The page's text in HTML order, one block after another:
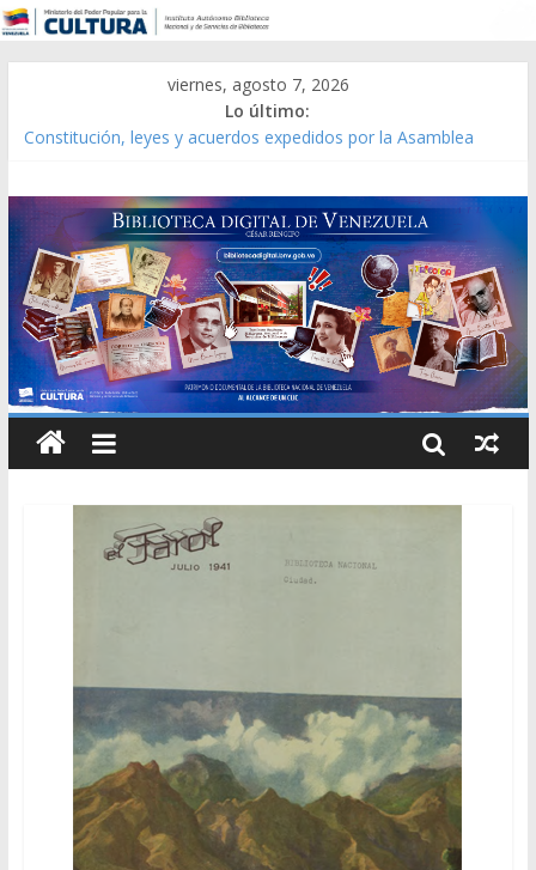
viernes, agosto 7, 2026
Lo último:
Constitución, leyes y acuerdos expedidos por la Asamblea
Modesta Bor Sánchez [material gráfico]
Gaceta Oficial de la República de Venezuela año CXXXIII Mes V,
Caracas 09 de marzo de 2006 N° 38.394
Catálogo temático de obras de Modesta Bor